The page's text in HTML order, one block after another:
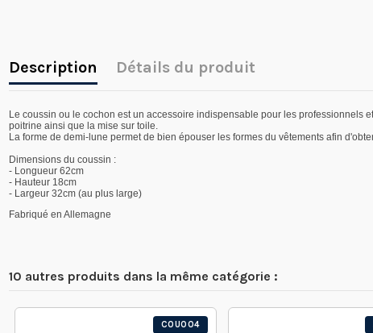
Description Détails du produit
Le coussin ou le cochon est un accessoire indispensable pour les professionnels
poitrine ainsi que la mise sur toile.
La forme de demi-lune permet de bien épouser les formes du vêtements afin
Dimensions du coussin :
- Longueur 62cm
- Hauteur 18cm
- Largeur 32cm (au plus large)
Fabriqué en Allemagne
10 autres produits dans la même catégorie :
COU004